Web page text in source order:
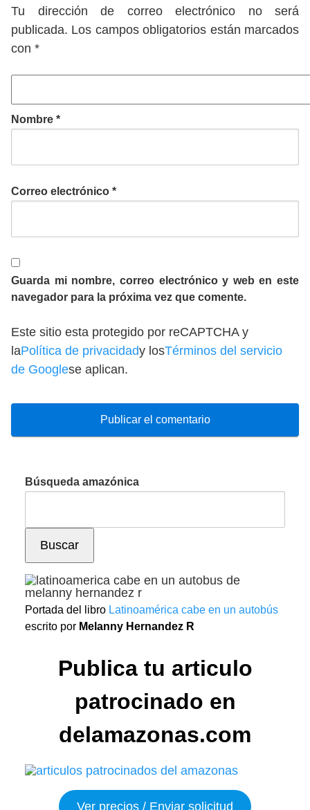
Tu dirección de correo electrónico no será
publicada. Los campos obligatorios están marcados
con *
Nombre *
Correo electrónico *
Guarda mi nombre, correo electrónico y web en este
navegador para la próxima vez que comente.
Este sitio esta protegido por reCAPTCHA y
laPolítica de privacidady losTérminos del servicio
de Googlese aplican.
Búsqueda amazónica
Buscar
Portada del libro Latinoamérica cabe en un autobús
escrito por Melanny Hernandez R
Publica tu articulo
patrocinado en
delamazonas.com
Ver precios / Enviar solicitud